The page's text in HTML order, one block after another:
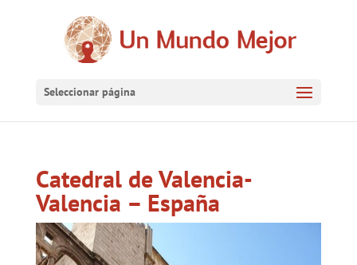
Seleccionar página
Catedral de Valencia-
Valencia – España